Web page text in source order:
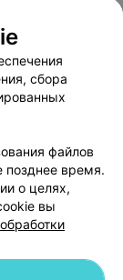
сбора
файлов
позднее время.
о целях,
вы